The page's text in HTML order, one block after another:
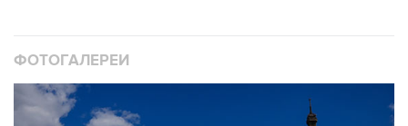
ФОТОГАЛЕРЕИ